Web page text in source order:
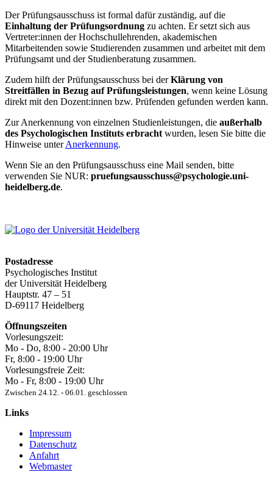
Der Prüfungsausschuss ist formal dafür zuständig, auf die
Einhaltung der Prüfungsordnung zu achten. Er setzt sich aus
Vertreter:innen der Hochschullehrenden, akademischen
Mitarbeitenden sowie Studierenden zusammen und arbeitet mit dem
Prüfungsamt und der Studienberatung zusammen.
Zudem hilft der Prüfungsausschuss bei derKlärung von
Streitfällen in Bezug auf Prüfungsleistungen, wenn keine Lösung
direkt mit den Dozent:innen bzw. Prüfenden gefunden werden kann.
Zur Anerkennung von einzelnen Studienleistungen, die außerhalb
des Psychologischen Instituts erbracht wurden, lesen Sie bitte die
Hinweise unterAnerkennung.
Wenn Sie an den Prüfungsausschuss eine Mail senden, bitte
verwenden Sie NUR: pruefungsausschuss@psychologie.uni-
heidelberg.de.
Postadresse
Psychologisches Institut
der Universität Heidelberg
Hauptstr. 47 – 51
D-69117 Heidelberg
Öffnungszeiten
Vorlesungszeit:
Mo - Do, 8:00 ‐ 20:00 Uhr
Fr, 8:00 ‐ 19:00 Uhr
Vorlesungsfreie Zeit:
Mo - Fr, 8:00 ‐ 19:00 Uhr
Zwischen 24.12. ‐ 06.01. geschlossen
Links
Impressum
Datenschutz
Anfahrt
Webmaster